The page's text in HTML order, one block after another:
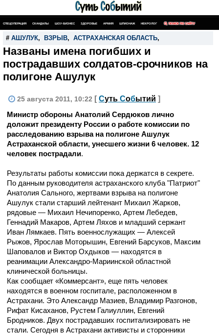
СПЕЦОПЕРАЦИЯ СКАНДАЛЫ ШОУ-БИЗНЕС ЗДОРОВЬЕ АРМИЯ ШПИОНАЖ НЕКРОЛОГ ПОИСК ПО САЙТУ
# АШУЛУК, ВЗРЫВ, АСТРАХАНСКАЯ ОБЛАСТЬ,
Названы имена погибших и
пострадавших солдатов-срочников на
полигоне Ашулук
25 августа 2011, 10:22 [ Суть Событий ]
Министр обороны Анатолий Сердюков лично
доложит президенту России о работе комиссии по
расследованию взрыва на полигоне Ашулук
Астраханской области, унесшего жизни 6 человек. 12
человек пострадали.
Результаты работы комиссии пока держатся в секрете.
По данным руководителя астраханского клуба "Патриот"
Анатолия Сального, жертвами взрыва на полигоне
Ашулук стали старший лейтенант Михаил Жарков,
рядовые — Михаил Нечипоренко, Артем Лебедев,
Геннадий Макаров, Артем Ляхов и младший сержант
Иван Лямкаев. Пять военнослужащих — Алексей
Рыжов, Ярослав Моторышин, Евгений Барсуков, Максим
Шаповалов и Виктор Охдыков — находятся в
реанимации Александро-Мариинской областной
клинической больницы.
Как сообщает «Коммерсант», еще пять человек
находятся в военном госпитале, расположенном в
Астрахани. Это Александр Мазиев, Владимир Разгонов,
Рифат Кисаханов, Рустем Галиуллин, Евгений
Бродников. Двух пострадавших госпитализировать не
стали. Сегодня в Астрахани активисты и сторонники